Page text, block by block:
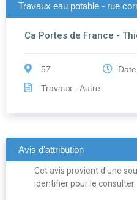
Travaux eau potable - rue
Ca Portes de France -
57
Travaux - Autre
Avis d'attribution
Cet avis provient d'une
identifier pour le consulter.